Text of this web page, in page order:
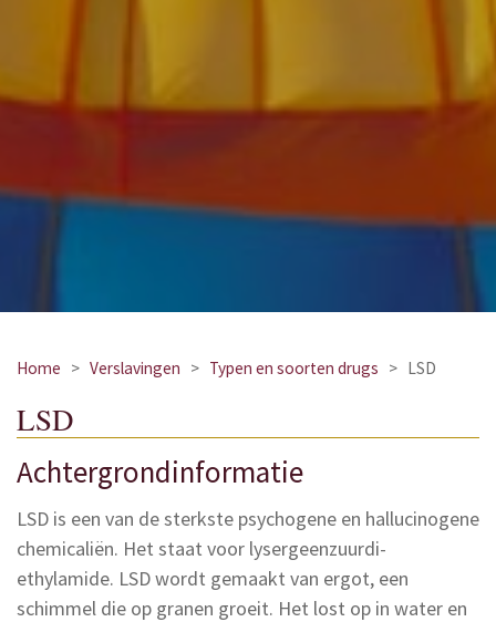
Home > Verslavingen > Typen en soorten drugs > LSD
LSD
Achtergrondinformatie
LSD is een van de sterkste psychogene en hallucinogene
chemicaliën. Het staat voor lysergeenzuurdi-
ethylamide. LSD wordt gemaakt van ergot, een
schimmel die op granen groeit. Het lost op in water en